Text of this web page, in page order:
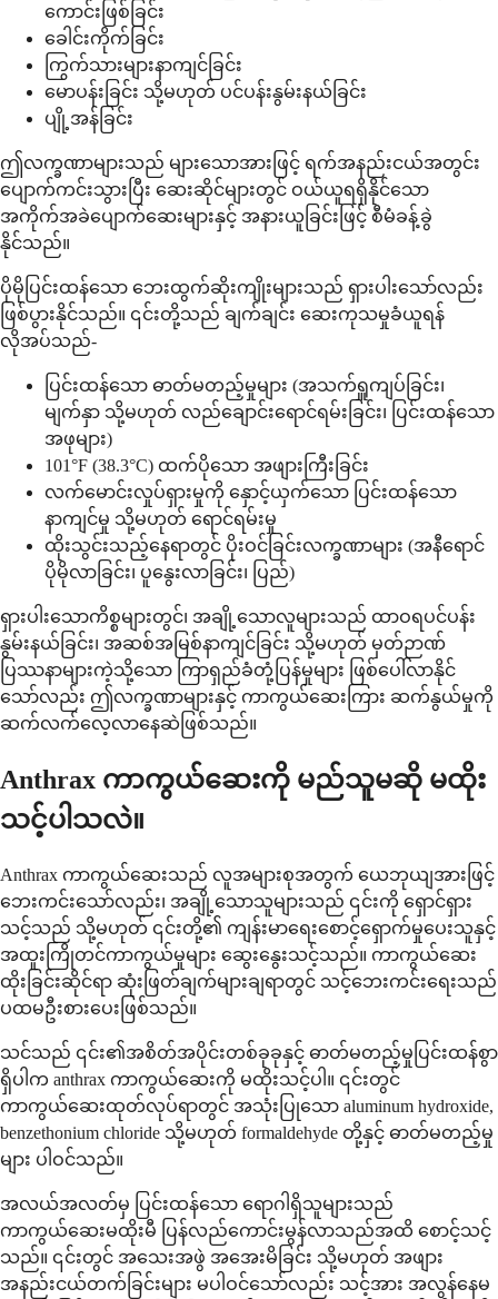
ကောင်းဖြစ်ခြင်း
ခေါင်းကိုက်ခြင်း
ကြွက်သားများနာကျင်ခြင်း
မောပန်းခြင်း သို့မဟုတ် ပင်ပန်းနွမ်းနယ်ခြင်း
ပျို့အန်ခြင်း
ဤလက္ခဏာများသည် များသောအားဖြင့် ရက်အနည်းငယ်အတွင်း
ပျောက်ကင်းသွားပြီး ဆေးဆိုင်များတွင် ဝယ်ယူရရှိနိုင်သော
အကိုက်အခဲပျောက်ဆေးများနှင့် အနားယူခြင်းဖြင့် စီမံခန့်ခွဲ
နိုင်သည်။
ပိုမိုပြင်းထန်သော ဘေးထွက်ဆိုးကျိုးများသည် ရှားပါးသော်လည်း
ဖြစ်ပွားနိုင်သည်။ ၎င်းတို့သည် ချက်ချင်း ဆေးကုသမှုခံယူရန်
လိုအပ်သည်-
ပြင်းထန်သော ဓာတ်မတည့်မှုများ (အသက်ရှူကျပ်ခြင်း၊
မျက်နှာ သို့မဟုတ် လည်ချောင်းရောင်ရမ်းခြင်း၊ ပြင်းထန်သော
အဖုများ)
101°F (38.3°C) ထက်ပိုသော အဖျားကြီးခြင်း
လက်မောင်းလှုပ်ရှားမှုကို နှောင့်ယှက်သော ပြင်းထန်သော
နာကျင်မှု သို့မဟုတ် ရောင်ရမ်းမှု
ထိုးသွင်းသည့်နေရာတွင် ပိုးဝင်ခြင်းလက္ခဏာများ (အနီရောင်
ပိုမိုလာခြင်း၊ ပူနွေးလာခြင်း၊ ပြည်)
ရှားပါးသောကိစ္စများတွင်၊ အချို့သောလူများသည် ထာဝရပင်ပန်း
နွမ်းနယ်ခြင်း၊ အဆစ်အမြစ်နာကျင်ခြင်း သို့မဟုတ် မှတ်ဉာဏ်
ပြဿနာများကဲ့သို့သော ကြာရှည်ခံတုံ့ပြန်မှုများ ဖြစ်ပေါ်လာနိုင်
သော်လည်း ဤလက္ခဏာများနှင့် ကာကွယ်ဆေးကြား ဆက်နွယ်မှုကို
ဆက်လက်လေ့လာနေဆဲဖြစ်သည်။
Anthrax ကာကွယ်ဆေးကို မည်သူမဆို မထိုး
သင့်ပါသလဲ။
Anthrax ကာကွယ်ဆေးသည် လူအများစုအတွက် ယေဘုယျအားဖြင့်
ဘေးကင်းသော်လည်း၊ အချို့သောသူများသည် ၎င်းကို ရှောင်ရှား
သင့်သည် သို့မဟုတ် ၎င်းတို့၏ ကျန်းမာရေးစောင့်ရှောက်မှုပေးသူနှင့်
အထူးကြိုတင်ကာကွယ်မှုများ ဆွေးနွေးသင့်သည်။ ကာကွယ်ဆေး
ထိုးခြင်းဆိုင်ရာ ဆုံးဖြတ်ချက်များချရာတွင် သင့်ဘေးကင်းရေးသည်
ပထမဦးစားပေးဖြစ်သည်။
သင်သည် ၎င်း၏အစိတ်အပိုင်းတစ်ခုခုနှင့် ဓာတ်မတည့်မှုပြင်းထန်စွာ
ရှိပါက anthrax ကာကွယ်ဆေးကို မထိုးသင့်ပါ။ ၎င်းတွင်
ကာကွယ်ဆေးထုတ်လုပ်ရာတွင် အသုံးပြုသော aluminum hydroxide,
benzethonium chloride သို့မဟုတ် formaldehyde တို့နှင့် ဓာတ်မတည့်မှု
များ ပါဝင်သည်။
အလယ်အလတ်မှ ပြင်းထန်သော ရောဂါရှိသူများသည်
ကာကွယ်ဆေးမထိုးမီ ပြန်လည်ကောင်းမွန်လာသည်အထိ စောင့်သင့်
သည်။ ၎င်းတွင် အသေးအဖွဲ အအေးမိခြင်း သို့မဟုတ် အဖျား
အနည်းငယ်တက်ခြင်းများ မပါဝင်သော်လည်း သင့်အား အလွန်နေမ